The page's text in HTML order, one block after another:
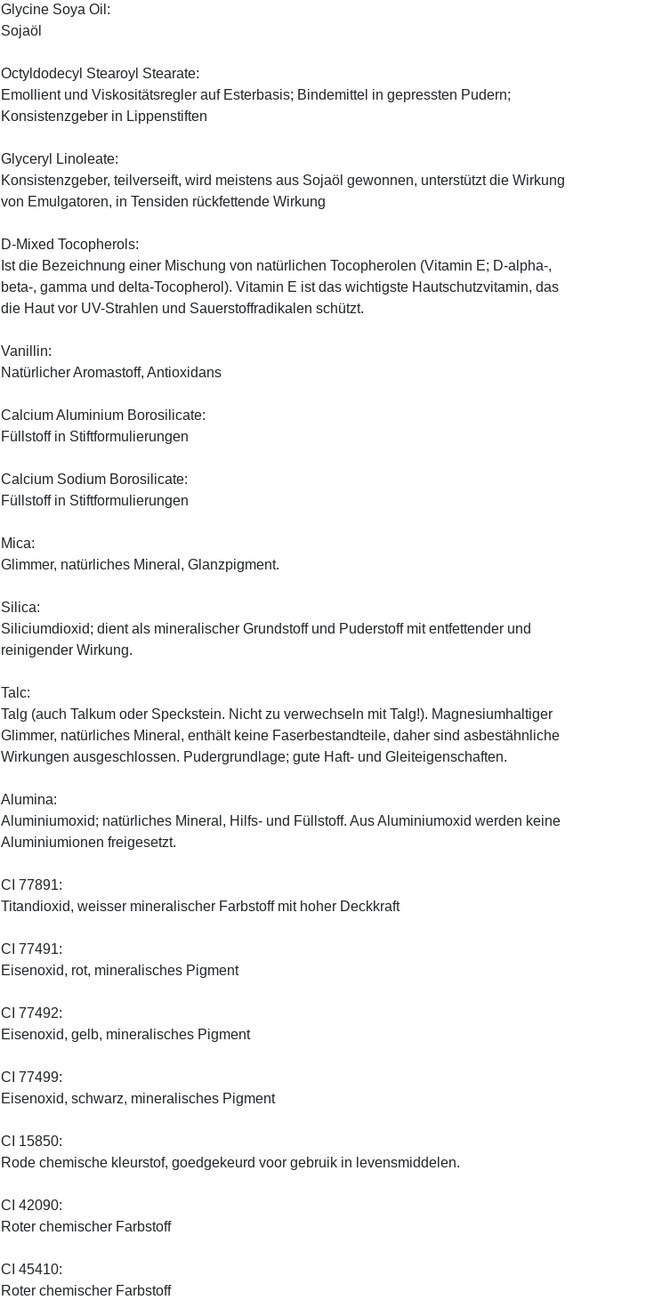
Glycine Soya Oil:
Sojaöl
Octyldodecyl Stearoyl Stearate:
Emollient und Viskositätsregler auf Esterbasis; Bindemittel in gepressten Pudern;
Konsistenzgeber in Lippenstiften
Glyceryl Linoleate:
Konsistenzgeber, teilverseift, wird meistens aus Sojaöl gewonnen, unterstützt die Wirkung
von Emulgatoren, in Tensiden rückfettende Wirkung
D-Mixed Tocopherols:
Ist die Bezeichnung einer Mischung von natürlichen Tocopherolen (Vitamin E; D-alpha-,
beta-, gamma und delta-Tocopherol). Vitamin E ist das wichtigste Hautschutzvitamin, das
die Haut vor UV-Strahlen und Sauerstoffradikalen schützt.
Vanillin:
Natürlicher Aromastoff, Antioxidans
Calcium Aluminium Borosilicate:
Füllstoff in Stiftformulierungen
Calcium Sodium Borosilicate:
Füllstoff in Stiftformulierungen
Mica:
Glimmer, natürliches Mineral, Glanzpigment.
Silica:
Siliciumdioxid; dient als mineralischer Grundstoff und Puderstoff mit entfettender und
reinigender Wirkung.
Talc:
Talg (auch Talkum oder Speckstein. Nicht zu verwechseln mit Talg!). Magnesiumhaltiger
Glimmer, natürliches Mineral, enthält keine Faserbestandteile, daher sind asbestähnliche
Wirkungen ausgeschlossen. Pudergrundlage; gute Haft- und Gleiteigenschaften.
Alumina:
Aluminiumoxid; natürliches Mineral, Hilfs- und Füllstoff. Aus Aluminiumoxid werden keine
Aluminiumionen freigesetzt.
CI 77891:
Titandioxid, weisser mineralischer Farbstoff mit hoher Deckkraft
CI 77491:
Eisenoxid, rot, mineralisches Pigment
CI 77492:
Eisenoxid, gelb, mineralisches Pigment
CI 77499:
Eisenoxid, schwarz, mineralisches Pigment
CI 15850:
Rode chemische kleurstof, goedgekeurd voor gebruik in levensmiddelen.
CI 42090:
Roter chemischer Farbstoff
CI 45410:
Roter chemischer Farbstoff